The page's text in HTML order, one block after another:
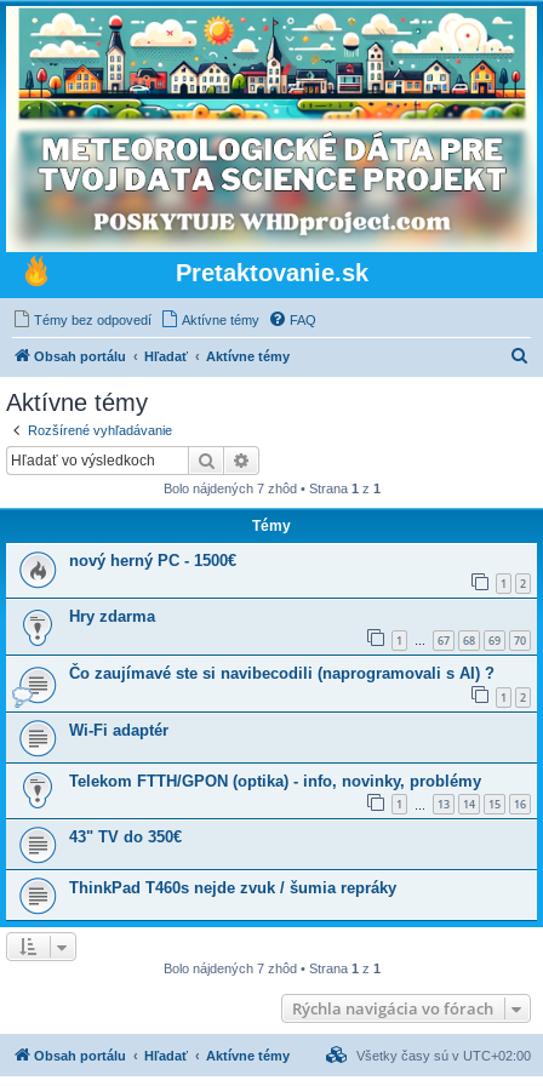
Pretaktovanie.sk
Témy bez odpovedí Aktívne témy FAQ
Obsah portálu Hľadať Aktívne témy
Aktívne témy
Rozšírené vyhľadávanie
Hľadať
Bolo nájdených 7 zhôd • Strana 1 z 1
Témy
nový herný PC - 1500€
1 2
Hry zdarma
1 … 67 68 69 70
Čo zaujímavé ste si navibecodili (naprogramovali s AI) ?
1 2
Wi-Fi adaptér
Telekom FTTH/GPON (optika) - info, novinky, problémy
1 13 14 15 16
43" TV do 350€
ThinkPad T460s nejde zvuk / šumia repráky
Bolo nájdených 7 zhôd • Strana 1 z 1
Rýchla navigácia vo fórach
Obsah portálu Hľadať Aktívne témy Všetky časy sú v UTC+02:00